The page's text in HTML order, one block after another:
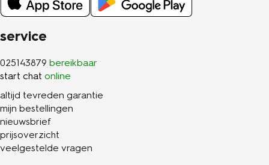
service
025143879 bereikbaar
start chat online
altijd tevreden garantie
mijn bestellingen
nieuwsbrief
prijsoverzicht
veelgestelde vragen